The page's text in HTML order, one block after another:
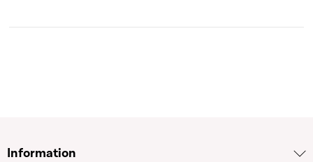
Information